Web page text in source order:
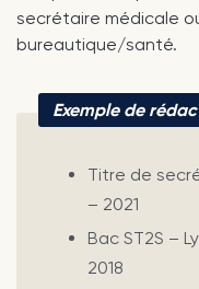
secrétaire médicale
bureautique/santé.
Exemple de
Titre de
– 2021
Bac ST2S –
2018